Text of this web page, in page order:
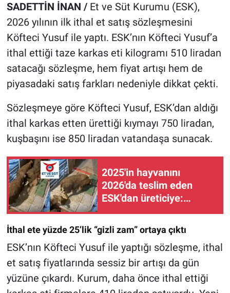
SADETTİN İNAN / Et ve Süt Kurumu (ESK),
2026 yılının ilk ithal et satış sözleşmesini
Köfteci Yusuf ile yaptı. ESK’nın Köfteci Yusuf’a
ithal ettiği taze karkas eti kilogramı 510 liradan
satacağı sözleşme, hem fiyat artışı hem de
piyasadaki satış farkları nedeniyle dikkat çekti.
Sözleşmeye göre Köfteci Yusuf, ESK’dan aldığı
ithal karkas etten ürettiği kıymayı 750 liradan,
kuşbaşını ise 850 liradan vatandaşa sunacak.
2025'in hayvanını
2026'da teslim eden
ESK'dan üreticiye:
'Bedava mal alıyorsunuz'
İthal ete yüzde 25’lik “gizli zam” ortaya çıktı
ESK’nın Köfteci Yusuf ile yaptığı sözleşme, ithal
et satış fiyatlarında sessiz bir artışı da gün
yüzüne çıkardı. Kurum, daha önce ithal ettiği